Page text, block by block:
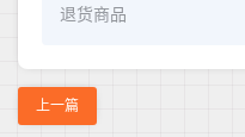
退货商品
上一篇